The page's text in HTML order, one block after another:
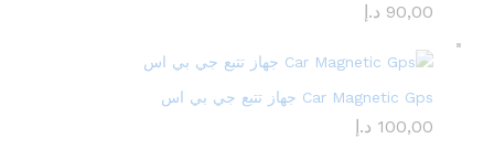
90,00 د.إ
Car Magnetic Gps جهاز تتبع جي بي اس
100,00 د.إ